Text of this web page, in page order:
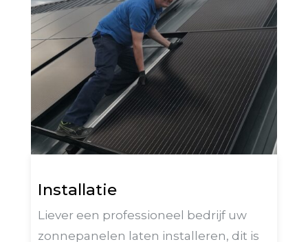
Installatie
Liever een professioneel bedrijf uw
zonnepanelen laten installeren, dit is